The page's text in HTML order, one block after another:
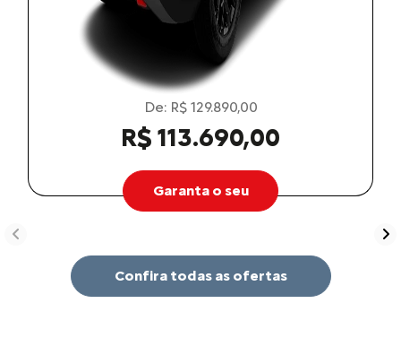
De: R$ 129.890,00
R$ 113.690,00
Garanta o seu
templates.template-
Confira todas as ofertas